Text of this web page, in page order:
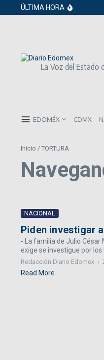
Saltar al contenido
ÚLTIMA HORA
La Voz del Estado
EDOMÉX CDMX
Inicio / TORTURA
NACIONAL
Piden investigar
- La familia de Julio
exige se investigue por
Redacción Diario Edomex
Read More